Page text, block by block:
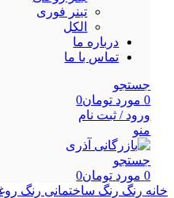
تینر فوری
الکل
درباره ما
تماس با ما
جستجو
0 مورد تومان0
ورود / ثبت نام
منو
جستجو
0 مورد تومان0
خانه رنگ رنگ ساختمانی رنگ